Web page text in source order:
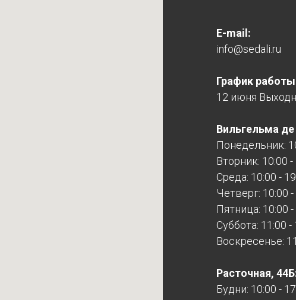
E-mail:
info@sedali.ru
График
12 июня
Вильгельма де
Понедельник:
Вторник: 10:00 -
Среда: 10:00 -
Четверг: 10:00 -
Пятница: 10:00 -
Суббота: 11:00 -
Воскресенье:
Расточная,
Будни: 10:00 -